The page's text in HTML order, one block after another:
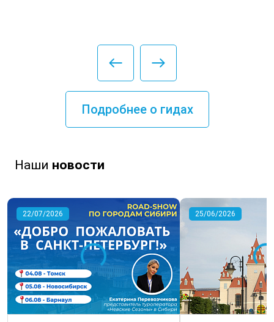
Подробнее о гидах
Наши новости
22/07/2026 25/06/2026